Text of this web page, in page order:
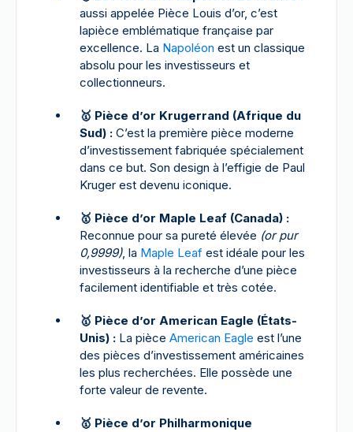
aussi appelée Pièce Louis d’or, c’est
lapièce emblématique française par
excellence. La Napoléon est un classique
absolu pour les investisseurs et
collectionneurs.
🥇 Pièce d’or Krugerrand (Afrique du
Sud) : C’est la première pièce moderne
d’investissement fabriquée spécialement
dans ce but. Son design à l’effigie de Paul
Kruger est devenu iconique.
🥇 Pièce d’or Maple Leaf (Canada) :
Reconnue pour sa pureté élevée (or pur
0,9999), la Maple Leaf est idéale pour les
investisseurs à la recherche d’une pièce
facilement identifiable et très cotée.
🥇 Pièce d’or American Eagle (États-
Unis) : La pièce American Eagle est l’une
des pièces d’investissement américaines
les plus recherchées. Elle possède une
forte valeur de revente.
🥇 Pièce d’or Philharmonique